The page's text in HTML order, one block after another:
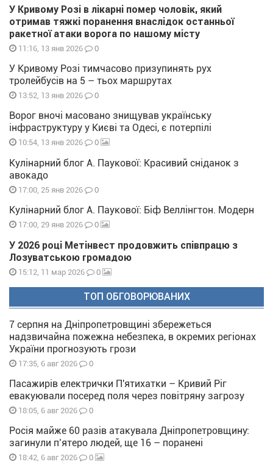
У Кривому Розі в лікарні помер чоловік, який
отримав тяжкі поранення внаслідок останньої
ракетної атаки ворога по нашому місту
11:16, 13 янв 2026 0
У Кривому Розі тимчасово призупинять рух
тролейбусів на 5 – тьох маршрутах
13:52, 13 янв 2026 0
Ворог вночі масовано знищував українську
інфраструктуру у Києві та Одесі, є потерпілі
10:54, 13 янв 2026 0
Кулінарний блог А. Паукової: Красивий сніданок з
авокадо
17:00, 25 янв 2026 0
Кулінарний блог А. Паукової: Біф Веллінгтон. Модерн
17:00, 29 янв 2026 0
У 2026 році Метінвест продовжить співпрацю з
Лозуватською громадою
15:12, 11 мар 2026 0
ТОП ОБГОВОРЮВАНИХ
7 серпня на Дніпропетровщині збережеться
надзвичайна пожежна небезпека, в окремих регіонах
України прогнозують грози
17:35, 6 авг 2026 0
Пасажирів електрички П'ятихатки – Кривий Ріг
евакуювали посеред поля через повітряну загрозу
18:05, 6 авг 2026 0
Росія майже 60 разів атакувала Дніпропетровщину:
загинули п’ятеро людей, ще 16 – поранені
18:42, 6 авг 2026 0